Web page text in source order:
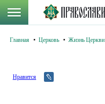
Главная Церковь Жизнь Церкви
Нравится